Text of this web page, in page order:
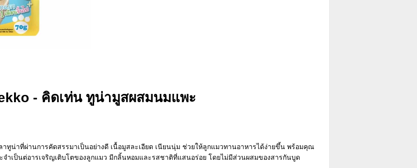
- คิดเท่น ทูน่ามูสผสมนมแพะ
ทูน่าที่ผ่านการคัดสรรมาเป็นอย่างดี เนื้อมูสละเอียด เนียนนุ่ม ช่วยให้ลูกแมวทานอาหารได้ง่ายขึ้น พร้อมคุณ
ำเป็นต่อารเจริญเติบโตของลูกแมว มีกลิ้นหอมและรสชาติที่แสนอร่อย โดยไม่มีส่วนผสมของสารกันบูด